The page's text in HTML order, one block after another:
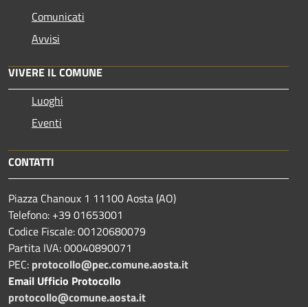
Comunicati
Avvisi
VIVERE IL COMUNE
Luoghi
Eventi
CONTATTI
Piazza Chanoux 1 11100 Aosta (AO)
Telefono: +39 01653001
Codice Fiscale: 00120680079
Partita IVA: 00040890071
PEC: protocollo@pec.comune.aosta.it
Email Ufficio Protocollo
protocollo@comune.aosta.it